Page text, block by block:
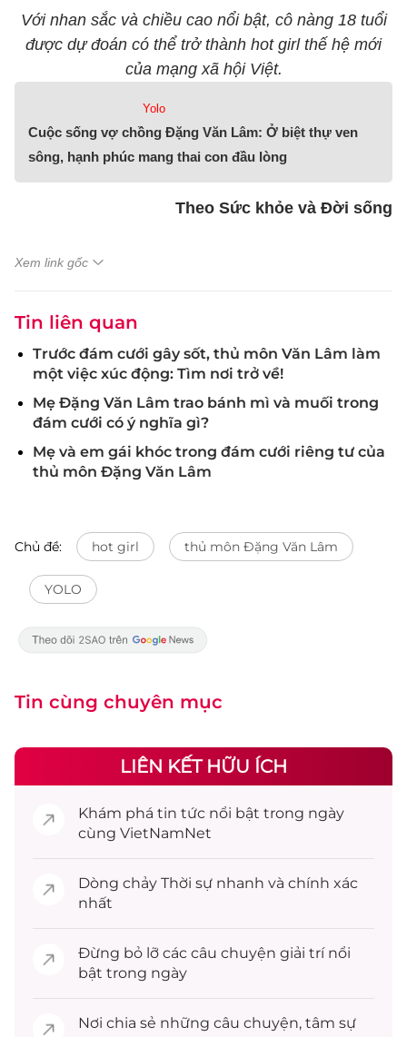
Với nhan sắc và chiều cao nổi bật, cô nàng 18 tuổi
được dự đoán có thể trở thành hot girl thế hệ mới
của mạng xã hội Việt.
Yolo
Cuộc sống vợ chồng Đặng Văn Lâm: Ở biệt thự ven
sông, hạnh phúc mang thai con đầu lòng
Theo Sức khỏe và Đời sống
Xem link gốc
Tin liên quan
Trước đám cưới gây sốt, thủ môn Văn Lâm làm
một việc xúc động: Tìm nơi trở về!
Mẹ Đặng Văn Lâm trao bánh mì và muối trong
đám cưới có ý nghĩa gì?
Mẹ và em gái khóc trong đám cưới riêng tư của
thủ môn Đặng Văn Lâm
Chủ đề: hot girl thủ môn Đặng Văn Lâm
YOLO
Tin cùng chuyên mục
LIÊN KẾT HỮU ÍCH
Khám phá tin tức nổi bật trong ngày
cùng VietNamNet
Dòng chảy Thời sự nhanh và chính xác
nhất
Đừng bỏ lỡ các câu chuyện giải trínổi
bật trong ngày
Nơi chia sẻ những câu chuyện, tâm sự